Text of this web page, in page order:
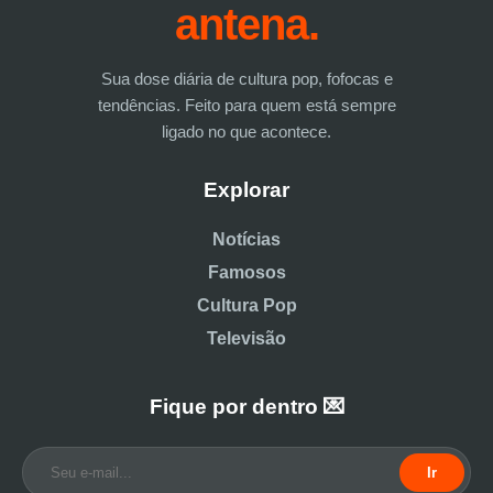
antena.
Sua dose diária de cultura pop, fofocas e
tendências. Feito para quem está sempre
ligado no que acontece.
Explorar
Notícias
Famosos
Cultura Pop
Televisão
Fique por dentro 💌
Ir